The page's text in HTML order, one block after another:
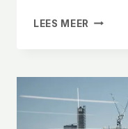
LEES MEER
JE
MOET
WETEN
VOOR